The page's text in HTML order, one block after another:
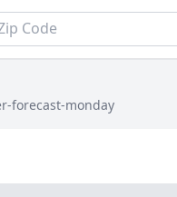
forecast-monday